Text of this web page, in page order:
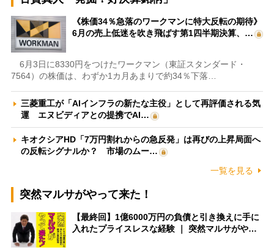
《株価34％急落のワークマンに特大反転の期待》
6月の売上低迷を吹き飛ばす第1四半期決算、…
6月3日に8330円をつけたワークマン（東証スタンダード・
7564）の株価は、わずか1カ月あまりで約34％下落…
三菱重工が「AIインフラの新たな主役」として再評価される気
運 エヌビディアとの提携でAI…
キオクシアHD「7万円割れからの急反発」は再びの上昇局面へ
の反転シグナルか？ 市場のムー…
一覧を見る
突然マルサがやって来た！
【最終回】1億6000万円の負債と引き換えに手に
入れたプライスレスな経験 ｜ 突然マルサがや…